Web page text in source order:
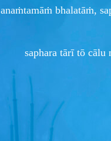
anaṁtamāṁ bhalatāṁ,
saphara tārī tō cālu